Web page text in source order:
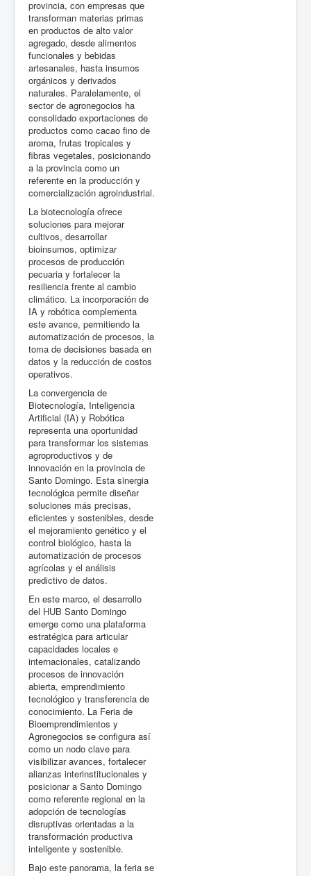
provincia, con empresas que
transforman materias primas
en productos de alto valor
agregado, desde alimentos
funcionales y bebidas
artesanales, hasta insumos
orgánicos y derivados
naturales. Paralelamente, el
sector de agronegocios ha
consolidado exportaciones de
productos como cacao fino de
aroma, frutas tropicales y
fibras vegetales, posicionando
a la provincia como un
referente en la producción y
comercialización agroindustrial.
La biotecnología ofrece
soluciones para mejorar
cultivos, desarrollar
bioinsumos, optimizar
procesos de producción
pecuaria y fortalecer la
resiliencia frente al cambio
climático. La incorporación de
IA y robótica complementa
este avance, permitiendo la
automatización de procesos, la
toma de decisiones basada en
datos y la reducción de costos
operativos.
La convergencia de
Biotecnología, Inteligencia
Artificial (IA) y Robótica
representa una oportunidad
para transformar los sistemas
agroproductivos y de
innovación en la provincia de
Santo Domingo. Esta sinergia
tecnológica permite diseñar
soluciones más precisas,
eficientes y sostenibles, desde
el mejoramiento genético y el
control biológico, hasta la
automatización de procesos
agrícolas y el análisis
predictivo de datos.
En este marco, el desarrollo
del HUB Santo Domingo
emerge como una plataforma
estratégica para articular
capacidades locales e
internacionales, catalizando
procesos de innovación
abierta, emprendimiento
tecnológico y transferencia de
conocimiento. La Feria de
Bioemprendimientos y
Agronegocios se configura así
como un nodo clave para
visibilizar avances, fortalecer
alianzas interinstitucionales y
posicionar a Santo Domingo
como referente regional en la
adopción de tecnologías
disruptivas orientadas a la
transformación productiva
inteligente y sostenible.
Bajo este panorama, la feria se